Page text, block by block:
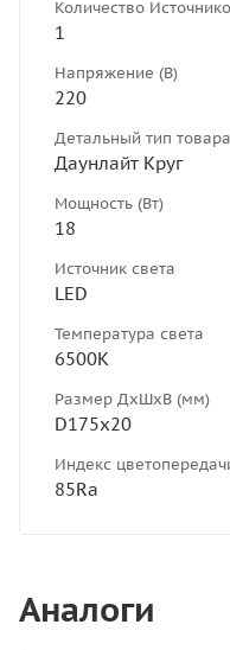
Количество
1
Напряжение (В)
220
Детальный тип товара
Даунлайт Круг
Мощность (Вт)
18
Источник света
LED
Температура света
6500К
Размер ДхШхВ (мм)
D175х20
Индекс
85Ra
Аналоги